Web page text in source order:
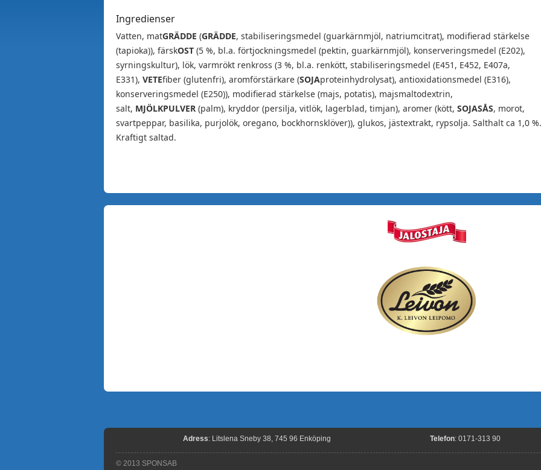
Ingredienser
Vatten, matGRÄDDE (GRÄDDE, stabiliseringsmedel (guarkärnmjöl, natriumcitrat), modifierad stärkelse
(tapioka)), färskOST (5 %, bl.a. förtjockningsmedel (pektin, guarkärnmjöl), konserveringsmedel (E202),
syrningskultur), lök, varmrökt renkross (3 %, bl.a. renkött, stabiliseringsmedel (E451, E452, E407a,
E331), VETEfiber (glutenfri), aromförstärkare (SOJAproteinhydrolysat), antioxidationsmedel (E316),
konserveringsmedel (E250)), modifierad stärkelse (majs, potatis), majsmaltodextrin,
salt, MJÖLKPULVER (palm), kryddor (persilja, vitlök, lagerblad, timjan), aromer (kött, SOJASÅS, morot,
svartpeppar, basilika, purjolök, oregano, bockhornsklöver)), glukos, jästextrakt, rypsolja. Salthalt ca 1,0 %.
Kraftigt saltad.
Adress: Litslena Sneby 38, 745 96 Enköping Telefon: 0171-313 90
© 2013 SPONSAB